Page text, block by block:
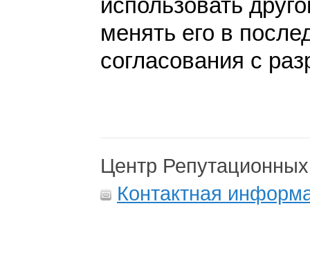
использовать
менять его в
согласования с
Центр
Контактная